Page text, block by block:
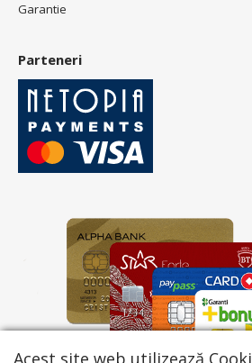
Garantie
Parteneri
Acest site web utilizează